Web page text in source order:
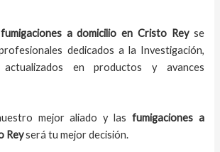
fumigaciones a domicilioen Cristo Rey se
dedicados a la Investigación,
actualizados en productos y avances
mejor aliado y las fumigaciones a
Reyserá tu mejor decisión.